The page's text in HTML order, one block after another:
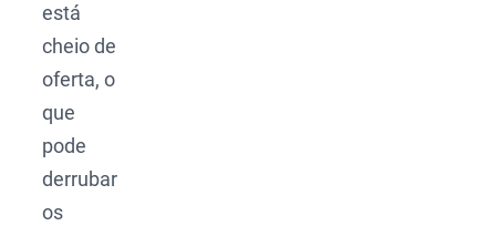
está
cheio de
oferta, o
que
pode
derrubar
os